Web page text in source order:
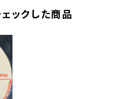
ックした商品